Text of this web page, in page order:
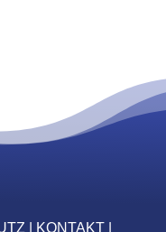
| KONTAKT |